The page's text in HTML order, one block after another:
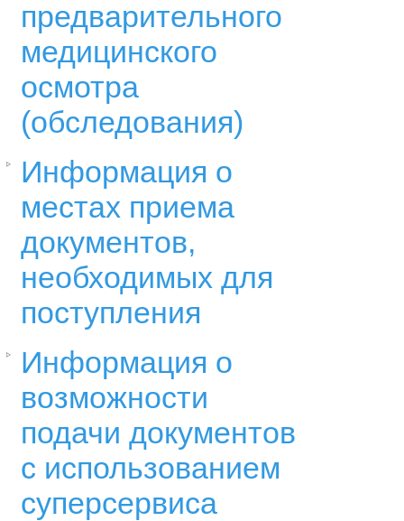
предварительного
медицинского
осмотра
(обследования)
Информация о
местах приема
документов,
необходимых для
поступления
Информация о
возможности
подачи документов
с использованием
суперсервиса